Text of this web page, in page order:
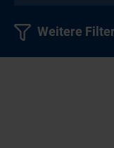
Weitere Filter